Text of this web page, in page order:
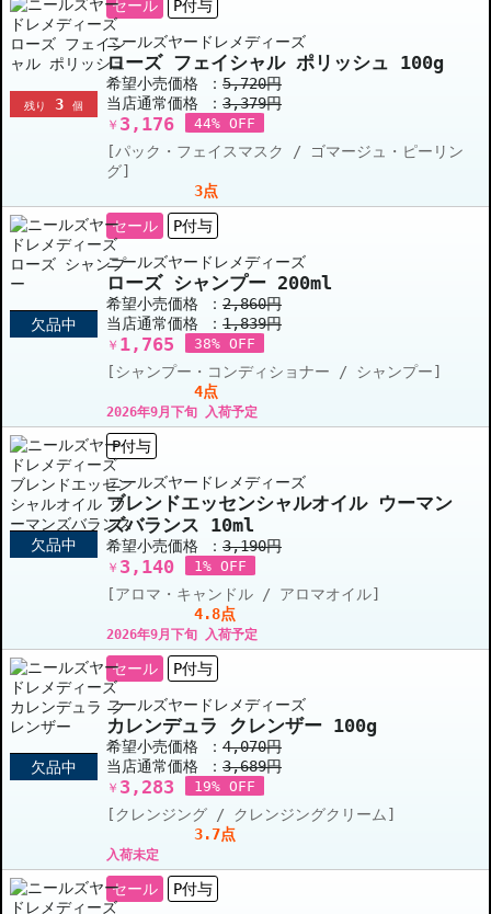
残り 3 個
セール P付与
ニールズヤードレメディーズ
ローズ フェイシャル ポリッシュ 100g
希望小売価格 ： 5,720円
当店通常価格 ： 3,379円
￥ 3,176 44% OFF
[パック・フェイスマスク / ゴマージュ・ピーリン
グ]
3点
欠品中
セール P付与
ニールズヤードレメディーズ
ローズ シャンプー 200ml
希望小売価格 ： 2,860円
当店通常価格 ： 1,839円
￥ 1,765 38% OFF
[シャンプー・コンディショナー / シャンプー]
4点
2026年9月下旬 入荷予定
欠品中
P付与
ニールズヤードレメディーズ
ブレンドエッセンシャルオイル ウーマン
ズバランス 10ml
希望小売価格 ： 3,190円
￥ 3,140 1% OFF
[アロマ・キャンドル / アロマオイル]
4.8点
2026年9月下旬 入荷予定
欠品中
セール P付与
ニールズヤードレメディーズ
カレンデュラ クレンザー 100g
希望小売価格 ： 4,070円
当店通常価格 ： 3,689円
￥ 3,283 19% OFF
[クレンジング / クレンジングクリーム]
3.7点
入荷未定
セール P付与